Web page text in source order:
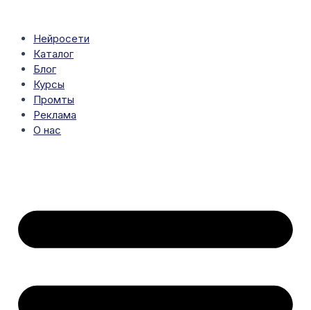
содержимому
Нейросети
Каталог
Блог
Курсы
Промты
Реклама
О нас